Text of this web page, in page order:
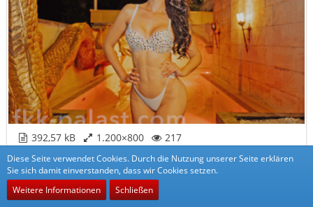
392,57 kB 1.200×800 217
Diese Seite verwendet Cookies. Durch die Nutzung unserer Seite erklären
Sie sich damit einverstanden, dass wir Cookies setzen.
Weitere Informationen
Schließen